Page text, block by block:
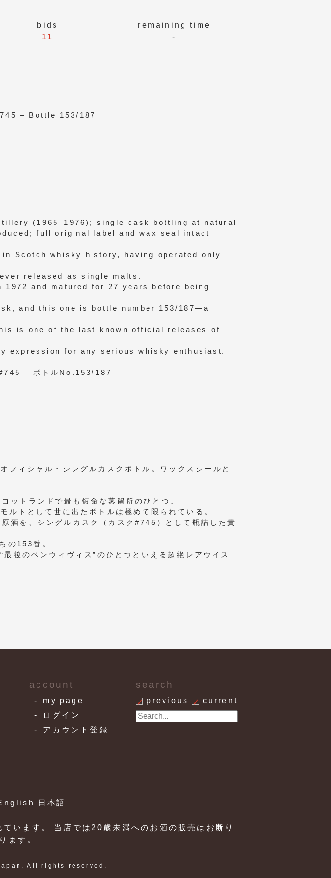
bids
11
remaining time
-
– Bottle 153/187
(1965–1976); single cask bottling at natural
full original label and wax seal intact
Scotch whisky history, having operated only
released as single malts.
and matured for 27 years before being
and this one is bottle number 153/187—a
is one of the last known official releases of
expression for any serious whisky enthusiast.
– ボトルNo.153/187
フィシャル・シングルカスクボトル。ワックスシールと
ットランドで最も短命な蒸留所のひとつ。
ルトとして世に出たボトルは極めて限られている。
酒を、シングルカスク（カスク#745）として瓶詰した貴
の153番。
後のベンウィヴィス”のひとつといえる超絶レアウイス
account
my page
ログイン
アカウント登録
search
previous current
日本語
います。 当店では20歳未満へのお酒の販売はお断り
ます。
All rights reserved.